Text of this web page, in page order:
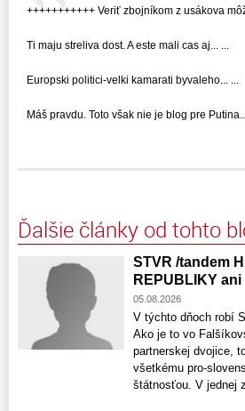
+++++++++++ Veriť zbojníkom z usákova
Ti maju streliva dost. A este mali cas aj... ...
Europski politici-velki kamarati byvaleho... ...
Máš pravdu. Toto však nie je blog pre
Ďalšie články od tohto
STVR /tandem
REPUBLIKY ani
05.08.2026
V týchto dňoch robí
Ako je to vo
partnerskej dvojice,
všetkému pro-
štátnosťou. V jednej